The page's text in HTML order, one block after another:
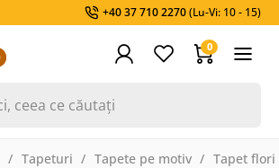
+40 37 710 2270(Lu-Vi: 10 - 15)
0
Tapeturi Tapete pe motiv Tapet flori